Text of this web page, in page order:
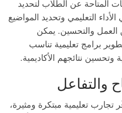
المتاحة عن الطلاب لتحديد
التعليمي وتحديد المواضيع
العمل والتحسين. يمكن
برامج تعليمية تناسب
وتحسين نتائجهم الأكاديمية.
تجارب تعليمية مبتكرة ومثيرة،